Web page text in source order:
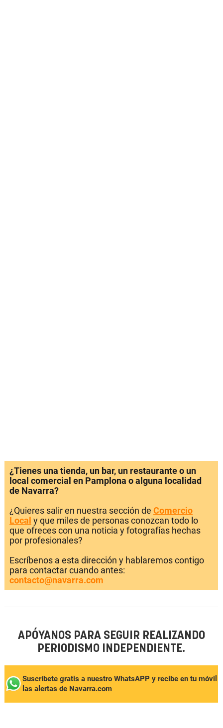
¿Tienes una tienda, un bar, un restaurante o un
local comercial en Pamplona o alguna localidad
de Navarra?
¿Quieres salir en nuestra sección de Comercio
Local y que miles de personas conozcan todo lo
que ofreces con una noticia y fotografías hechas
por profesionales?
Escríbenos a esta dirección y hablaremos contigo
para contactar cuando antes:
contacto@navarra.com
APÓYANOS PARA SEGUIR REALIZANDO
PERIODISMO INDEPENDIENTE.
Suscríbete gratis a nuestro WhatsAPP y recibe en tu móvil
las alertas de Navarra.com